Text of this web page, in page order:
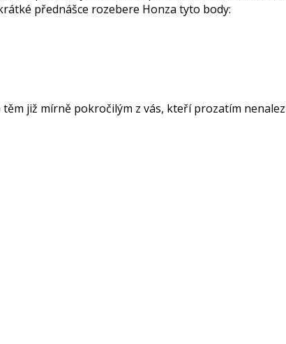
přednášce rozebere Honza tyto body:
již mírně pokročilým z vás, kteří prozatím